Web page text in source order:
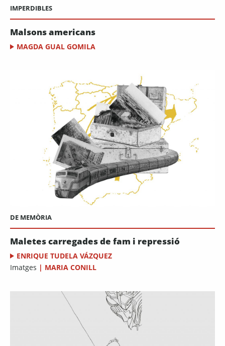
IMPERDIBLES
Malsons americans
MAGDA GUAL GOMILA
DE MEMÒRIA
Maletes carregades de fam i repressió
ENRIQUE TUDELA VÁZQUEZ
Imatges | MARIA CONILL